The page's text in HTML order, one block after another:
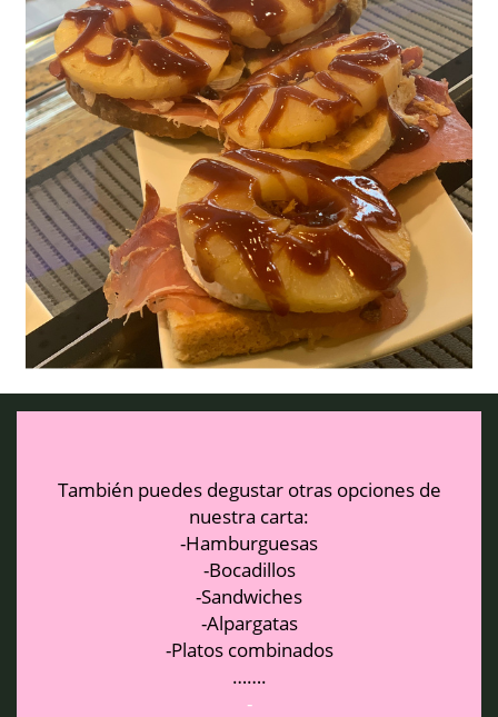
También puedes degustar otras opciones de
nuestra​ carta:
-Hambu​rguesas
-Boc​adillos
-San​dwiches
-Alp​argatas
-Platos com​bina​do​s
…….
-